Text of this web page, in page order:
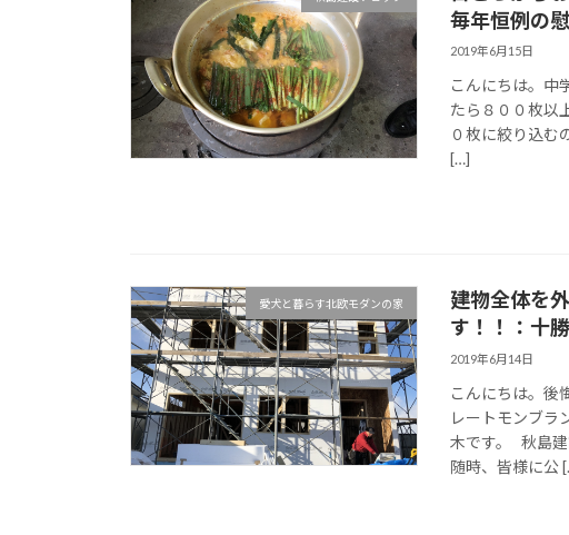
毎年恒例の
2019年6月15日
こんにちは。中
たら８００枚以
０枚に絞り込
[…]
愛犬と暮らす北欧モダンの家
建物全体を
す！！：十
2019年6月14日
こんにちは。後
レートモンブラ
木です。 秋島
随時、皆様に公